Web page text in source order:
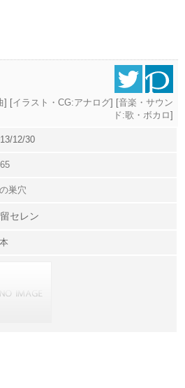
] [イラスト・CG:アナログ] [音楽・サウン
ド:歌・ボカロ]
12/30
巣穴
セレン